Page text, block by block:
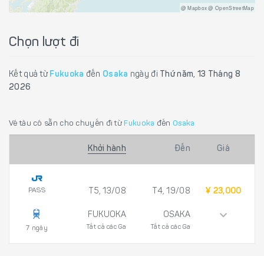
@ Mapbox @ OpenStreetMap
Chọn lượt đi
Kết quả từ Fukuoka đến Osaka ngày đi
Thứ năm, 13 Tháng 8
2026
Vé tàu có sẵn cho chuyến đi từ Fukuoka đến Osaka
Khởi hành Đến Giá
PASS
7 ngày
T5, 13/08
FUKUOKA
Tất cả các Ga
T4, 19/08
OSAKA
Tất cả các Ga
¥ 23,000